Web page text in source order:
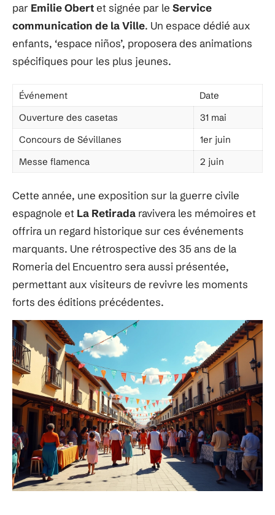
par Emilie Obertet signée par le Service
communication de la Ville. Un espace dédié aux
enfants, ‘espace niños’, proposera des animations
spécifiques pour les plus jeunes.
Événement
Date
Ouverture des casetas
31 mai
Concours de Sévillanes
1er juin
Messe flamenca
2 juin
Cette année, une exposition sur la guerre civile
espagnole et La Retirada ravivera les mémoires et
offrira un regard historique sur ces événements
marquants. Une rétrospective des 35 ans de la
Romeria del Encuentro sera aussi présentée,
permettant aux visiteurs de revivre les moments
forts des éditions précédentes.